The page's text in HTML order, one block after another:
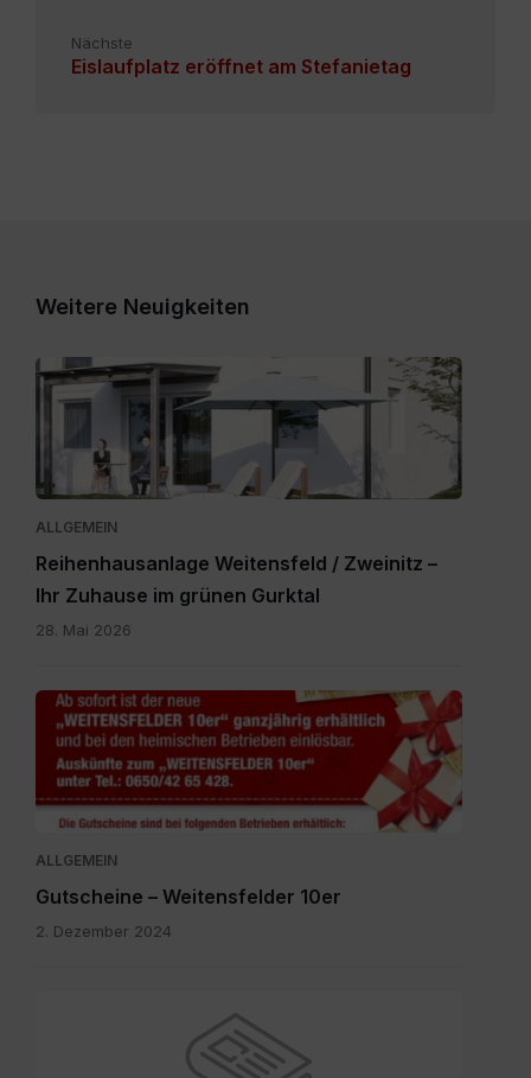
Nächste
Eislaufplatz eröffnet am Stefanietag
Weitere Neuigkeiten
Expose_Weitensfeld-
Zweinitz_20260528.pdf
ALLGEMEIN
Reihenhausanlage Weitensfeld / Zweinitz –
Ihr Zuhause im grünen Gurktal
28. Mai 2026
Gutscheine.pdf
ALLGEMEIN
Gutscheine – Weitensfelder 10er
2. Dezember 2024